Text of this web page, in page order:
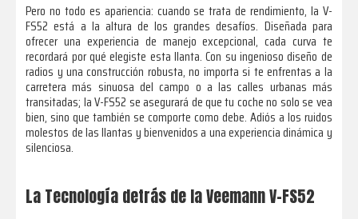
Pero no todo es apariencia: cuando se trata de rendimiento, la V-
FS52 está a la altura de los grandes desafíos. Diseñada para
ofrecer una experiencia de manejo excepcional, cada curva te
recordará por qué elegiste esta llanta. Con su ingenioso diseño de
radios y una construcción robusta, no importa si te enfrentas a la
carretera más sinuosa del campo o a las calles urbanas más
transitadas; la V-FS52 se asegurará de que tu coche no solo se vea
bien, sino que también se comporte como debe. Adiós a los ruidos
molestos de las llantas y bienvenidos a una experiencia dinámica y
silenciosa.
La Tecnología detrás de la Veemann V-FS52